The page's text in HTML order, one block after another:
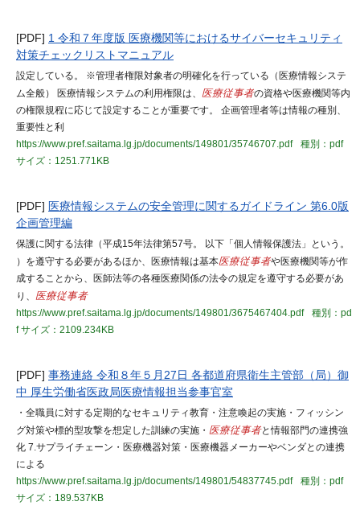
[PDF] 1 令和７年度版 医療機関等におけるサイバーセキュリティ
対策チェックリストマニュアル
設定している。 ※管理者権限対象者の明確化を行っている（医療情報システ
ム全般） 医療情報システムの利用権限は、 医療従事者の資格や医療機関等内
の権限規程に応じて設定することが重要です。 企画管理者等は情報の種別、
重要性と利
https://www.pref.saitama.lg.jp/documents/149801/35746707.pdf
種別：pdf
サイズ：1251.771KB
[PDF] 医療情報システムの安全管理に関するガイドライン 第6.0版
企画管理編
保護に関する法律（平成15年法律第57号。 以下「個人情報保護法」という。
）を遵守する必要があるほか、医療情報は基本医療従事者や医療機関等が作
成することから、医師法等の各種医療関係の法令の規定を遵守する必要があ
り、 医療従事者
https://www.pref.saitama.lg.jp/documents/149801/3675467404.pdf
種別：pd
fサイズ：2109.234KB
[PDF] 事務連絡 令和８年５月27日 各都道府県衛生主管部（局）御
中 厚生労働省医政局医療情報担当参事官室
・全職員に対する定期的なセキュリティ教育・注意喚起の実施・フィッシン
グ対策や標的型攻撃を想定した訓練の実施・ 医療従事者と情報部門の連携強
化 7.サプライチェーン・医療機器対策・医療機器メーカーやベンダとの連携
による
https://www.pref.saitama.lg.jp/documents/149801/54837745.pdf
種別：pdf
サイズ：189.537KB